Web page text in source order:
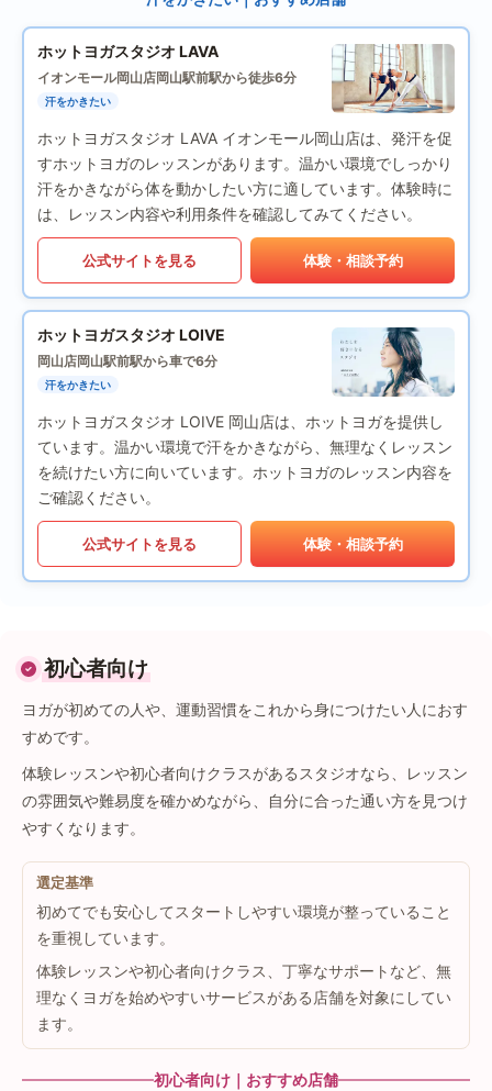
ホットヨガスタジオ LAVA
イオンモール岡山店岡山駅前駅から徒歩6分
汗をかきたい
ホットヨガスタジオ LAVA イオンモール岡山店は、発汗を促
すホットヨガのレッスンがあります。温かい環境でしっかり
汗をかきながら体を動かしたい方に適しています。体験時に
は、レッスン内容や利用条件を確認してみてください。
公式サイトを見る 体験・相談予約
ホットヨガスタジオ LOIVE
岡山店岡山駅前駅から車で6分
汗をかきたい
ホットヨガスタジオ LOIVE 岡山店は、ホットヨガを提供し
ています。温かい環境で汗をかきながら、無理なくレッスン
を続けたい方に向いています。ホットヨガのレッスン内容を
ご確認ください。
公式サイトを見る 体験・相談予約
初心者向け
ヨガが初めての人や、運動習慣をこれから身につけたい人におす
すめです。
体験レッスンや初心者向けクラスがあるスタジオなら、レッスン
の雰囲気や難易度を確かめながら、自分に合った通い方を見つけ
やすくなります。
選定基準
初めてでも安心してスタートしやすい環境が整っていること
を重視しています。
体験レッスンや初心者向けクラス、丁寧なサポートなど、無
理なくヨガを始めやすいサービスがある店舗を対象にしてい
ます。
初心者向け｜おすすめ店舗